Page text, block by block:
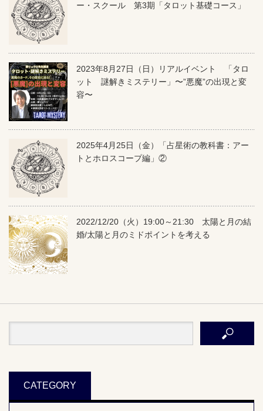
ー・スクール 第3期「タロット基礎コース」
2023年8月27日（日）リアルイベント 「タロ
ット 謎解きミステリー」〜”悪魔”の出現と変
容〜
2025年4月25日（金）「占星術の教科書：アー
トとホロスコープ編」②
2022/12/20（火）19:00～21:30 太陽と月の結
婚/太陽と月のミドポイントを考える
CATEGORY